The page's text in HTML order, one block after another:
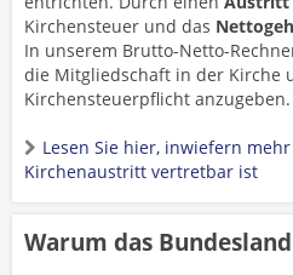
Kirchensteuer und das
In unserem Brutto-Netto-
die Mitgliedschaft in der Kirche
Kirchensteuerpflicht anzugeben.
Lesen Sie hier, inwiefern
Kirchenaustritt vertretbar ist
Warum das